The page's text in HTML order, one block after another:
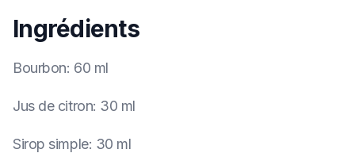
Ingrédients
Bourbon: 60 ml
Jus de citron: 30 ml
Sirop simple: 30 ml